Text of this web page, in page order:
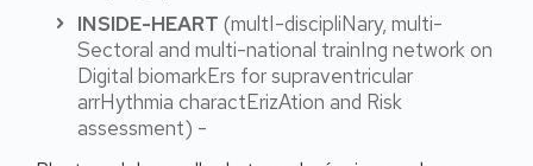
INSIDE-HEART (multI-discipliNary, multi-
Sectoral and multi-national trainIng network on
Digital biomarkErs for supraventricular
arrHythmia charactErizAtion and Risk
assessment) -